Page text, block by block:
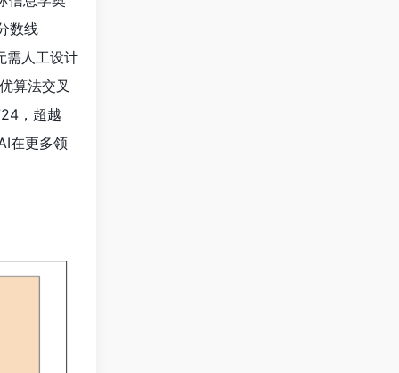
数线
需人工设计
算法交叉
，超越
在更多领